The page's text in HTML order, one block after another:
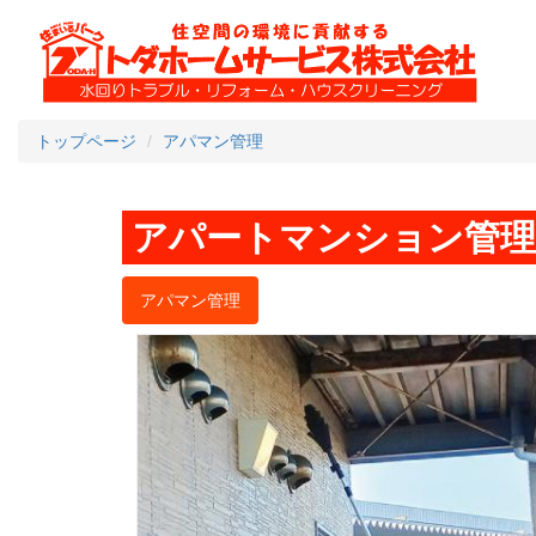
トップページ アパマン管理
アパートマンション管
アパマン管理